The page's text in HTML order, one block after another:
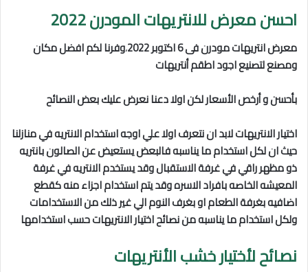
احسن معرض للانتريهات المودرن 2022
معرض انتريهات مودرن فى 6 اكتوبر 2022،وفرنا لكم افضل مكان
ومصنع لتصنيع اجود اطقم أنتريهات
بأحسن و أرخص الأسعار لكن اولا دعنا نعرض عليك بعض النصائح
اختيار الانتريهات لابد ان نتعرف اولا علي اوجه استخدام الانتريه في منازلنا
حيث ان لكل استخدام ما يناسبه فالبعض يستعيض عن الصالون بانتريه
ذو مظهر راقي في غرفة الاستقبال وقد يستخدم الانتريه في غرفة
المعيشه الخاصه بافراد الاسره وقد يتم استخدام اجزاء منه كقطع
اضافيه بغرفة الطعام او بغرف النوم الي غير ذلك من الاستخدامات
ولكل استخدام ما يناسبه من نصائح اختيار الانتريهات حسب استخدامها
نصائح لأختيار خشب الأنتريهات